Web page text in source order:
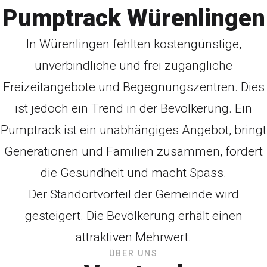
Pumptrack Würenlingen
In Würenlingen fehlten kostengünstige,
unverbindliche und frei zugängliche
Freizeitangebote und Begegnungszentren. Dies
ist jedoch ein Trend in der Bevölkerung. Ein
Pumptrack ist ein unabhängiges Angebot, bringt
Generationen und Familien zusammen, fördert
die Gesundheit und macht Spass.
Der Standortvorteil der Gemeinde wird
gesteigert. Die Bevölkerung erhält einen
attraktiven Mehrwert.
ÜBER UNS